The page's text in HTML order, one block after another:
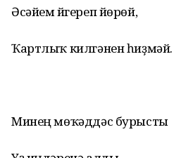
Әсәйем йүгереп йөрөй,
Ҡартлыҡ килгәнен һиҙмәй.
Минең мөҡәддәс бурысты